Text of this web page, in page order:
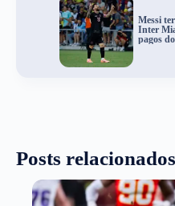
Messi
Inter
pagos
Posts relacionados